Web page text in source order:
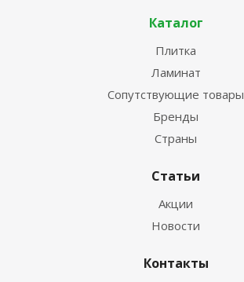
Каталог
Плитка
Ламинат
Сопутствующие товары
Бренды
Страны
Статьи
Акции
Новости
Контакты